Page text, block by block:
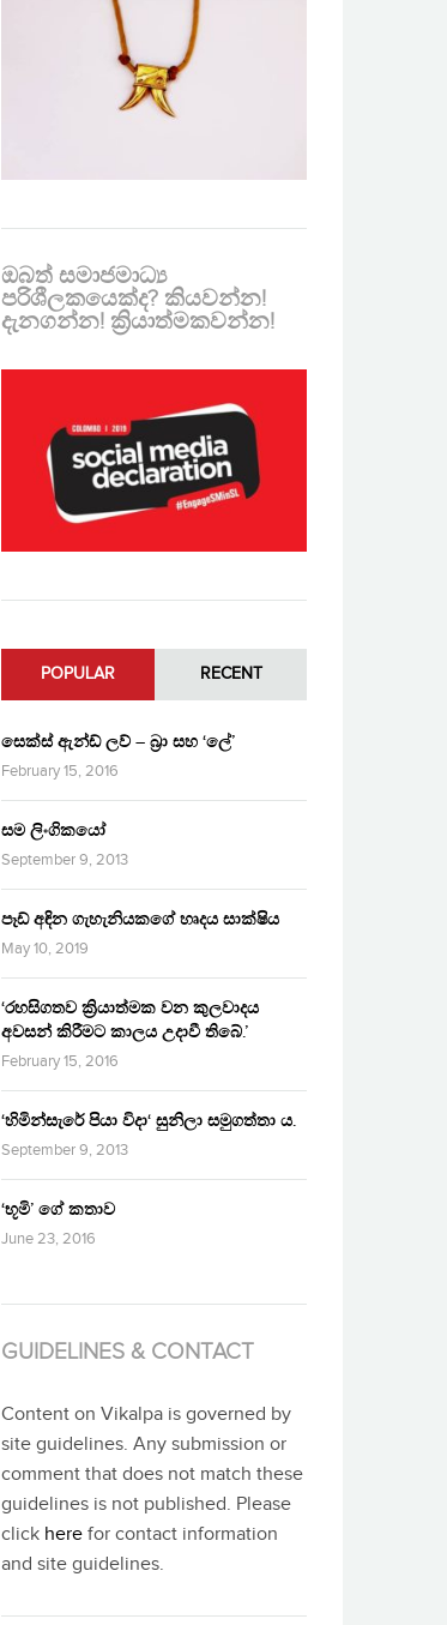
ඔබත් සමාජමාධ්‍ය
පරිශීලකයෙක්ද? කියවන්න!
දැනගන්න! ක්‍රියාත්මකවන්න!
POPULAR RECENT
සෙක්ස් ඇන්ඩ් ලව් – බ්‍රා සහ ‘ලේ’
February 15, 2016
සම ලිංගිකයෝ
September 9, 2013
පෑඩ් අඳින ගැහැනියකගේ හෘදය සාක්ෂිය
May 10, 2019
‘රහසිගතව ක්‍රියාත්මක වන කුලවාදය
අවසන් කිරීමට කාලය උදාවී තිබේ.’
February 15, 2016
‘හිමින්සැරේ පියා විදා‘ සුනිලා සමුගත්තා ය.
September 9, 2013
‘භූමි’ ගේ කතාව
June 23, 2016
GUIDELINES & CONTACT
Content on Vikalpa is governed by
site guidelines. Any submission or
comment that does not match these
guidelines is not published. Please
click here for contact information
and site guidelines.